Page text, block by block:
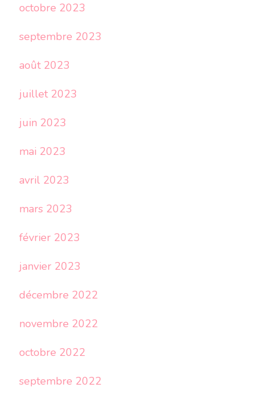
octobre 2023
septembre 2023
août 2023
juillet 2023
juin 2023
mai 2023
avril 2023
mars 2023
février 2023
janvier 2023
décembre 2022
novembre 2022
octobre 2022
septembre 2022